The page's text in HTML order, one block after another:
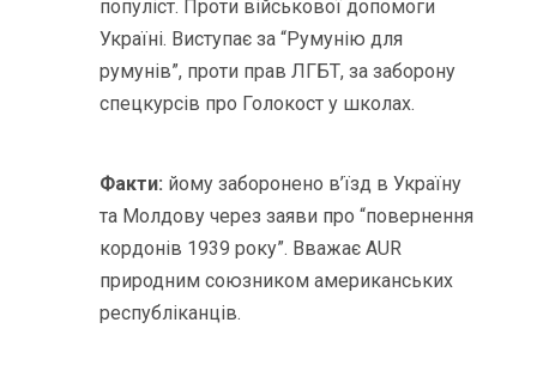
популіст. Проти військової допомоги
Україні. Виступає за “Румунію для
румунів”, проти прав ЛГБТ, за заборону
спецкурсів про Голокост у школах.
Факти: йому заборонено в’їзд в Україну
та Молдову через заяви про “повернення
кордонів 1939 року”. Вважає AUR
природним союзником американських
республіканців.